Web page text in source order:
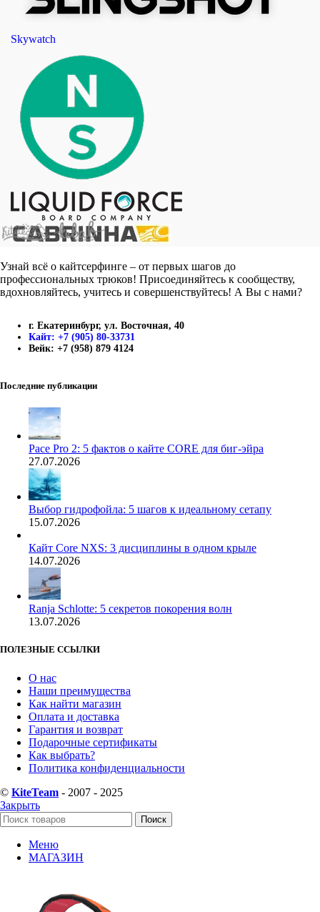
Skywatch
Узнай всё о кайтсерфинге – от первых шагов до
профессиональных трюков! Присоединяйтесь к сообществу,
вдохновляйтесь, учитесь и совершенствуйтесь! А Вы с нами?
г. Екатеринбург, ул. Восточная, 40
Кайт: +7 (905) 80-33731
Вейк: +7 (958) 879 4124
Последние публикации
Pace Pro 2: 5 фактов о кайте CORE для биг-эйра
27.07.2026
Выбор гидрофойла: 5 шагов к идеальному сетапу
15.07.2026
Кайт Core NXS: 3 дисциплины в одном крыле
14.07.2026
Ranja Schlotte: 5 секретов покорения волн
13.07.2026
ПОЛЕЗНЫЕ ССЫЛКИ
О нас
Наши преимущества
Как найти магазин
Оплата и доставка
Гарантия и возврат
Подарочные сертификаты
Как выбрать?
Политика конфиденциальности
© KiteTeam - 2007 - 2025
Закрыть
Поиск
Меню
МАГАЗИН